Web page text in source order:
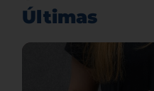
Últimas